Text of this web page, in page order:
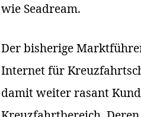
wie Seadream.
Der bisherige
Internet für
damit weiter rasant